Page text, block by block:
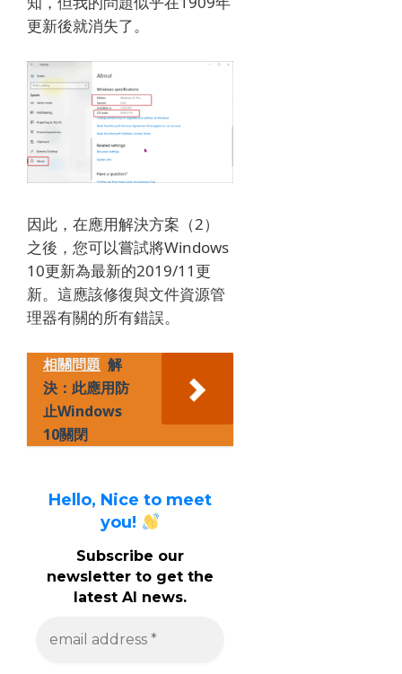
更新後就消失了。
因此，在應用解決方案（2）
之後，您可以嘗試將Windows
10更新為最新的2019/11更
新。 這應該修復與文件資源管
理器有關的所有錯誤。
相關問題 解
決：此應用防
止Windows
10關閉
Hello, Nice to meet
you!
Subscribe our
newsletter to get the
latest AI news.